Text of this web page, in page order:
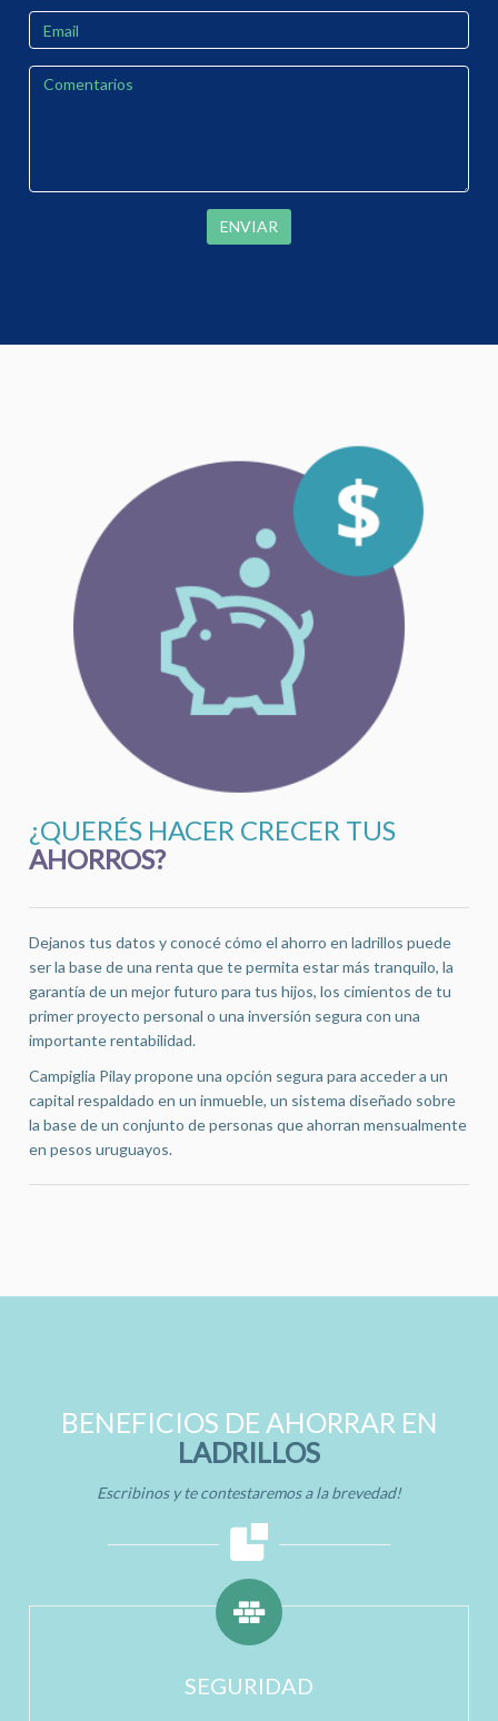
ENVIAR
¿QUERÉS HACER CRECER TUS
AHORROS?
Dejanos tus datos y conocé cómo el ahorro en ladrillos puede
ser la base de una renta que te permita estar más tranquilo, la
garantía de un mejor futuro para tus hijos, los cimientos de tu
primer proyecto personal o una inversión segura con una
importante rentabilidad.
Campiglia Pilay propone una opción segura para acceder a un
capital respaldado en un inmueble, un sistema diseñado sobre
la base de un conjunto de personas que ahorran mensualmente
en pesos uruguayos.
BENEFICIOS DE AHORRAR EN
LADRILLOS
Escribinos y te contestaremos a la brevedad!
SEGURIDAD